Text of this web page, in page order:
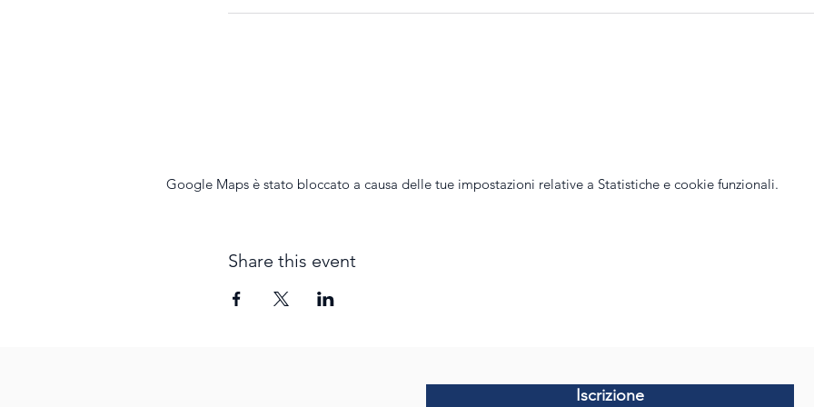
Google Maps è stato bloccato a causa delle tue impostazioni relative a Statistiche e cookie funzionali.
Share this event
Iscrizione